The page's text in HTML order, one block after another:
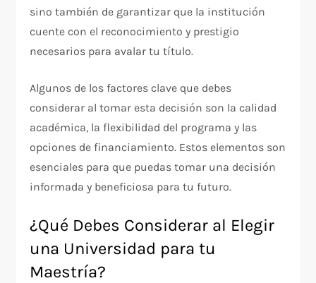
sino también de garantizar que la institución
cuente con el reconocimiento y prestigio
necesarios para avalar tu título.
Algunos de los factores clave que debes
considerar al tomar esta decisión son la calidad
académica, la flexibilidad del programa y las
opciones de financiamiento. Estos elementos son
esenciales para que puedas tomar una decisión
informada y beneficiosa para tu futuro.
¿Qué Debes Considerar al Elegir
una Universidad para tu
Maestría?